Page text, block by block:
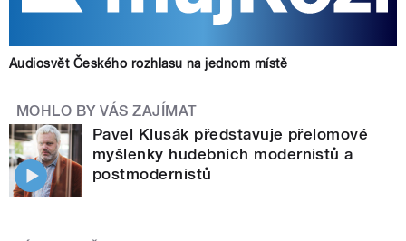
Audiosvět Českého rozhlasu na jednom místě
MOHLO BY VÁS ZAJÍMAT
Pavel Klusák představuje přelomové
myšlenky hudebních modernistů a
postmodernistů